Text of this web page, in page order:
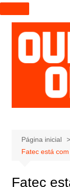
I
r
p
a
r
a
e
ú
Página inicial
Fatec está
Fatec